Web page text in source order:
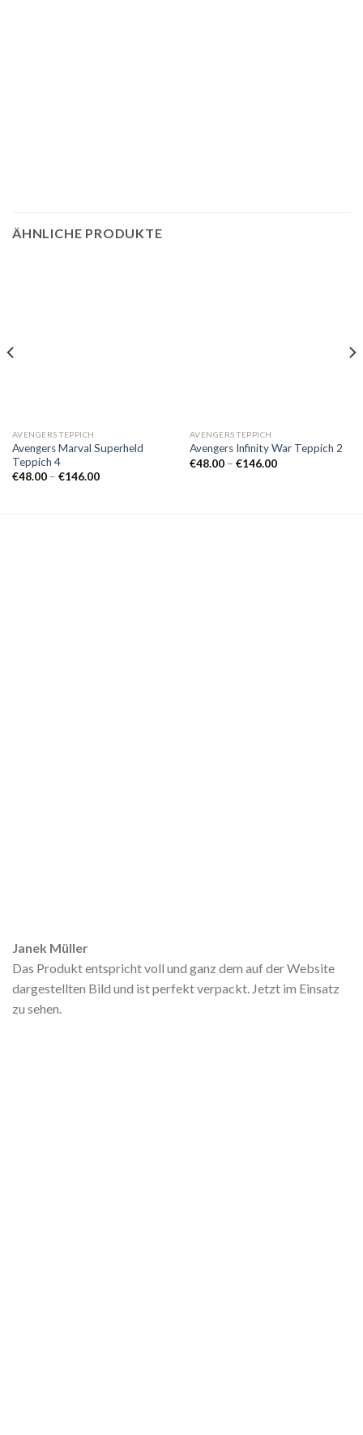
ÄHNLICHE PRODUKTE
AVENGERS TEPPICH
Avengers Marval Superheld
Teppich 4
€48.00 – €146.00Preisspanne:
AVENGERS TEPPICH
Avengers Infinity War Teppich 2
€48.00 – €146.00Preisspanne:
Janek Müller
Das Produkt entspricht voll und ganz dem auf der Website
dargestellten Bild und ist perfekt verpackt. Jetzt im Einsatz
zu sehen.